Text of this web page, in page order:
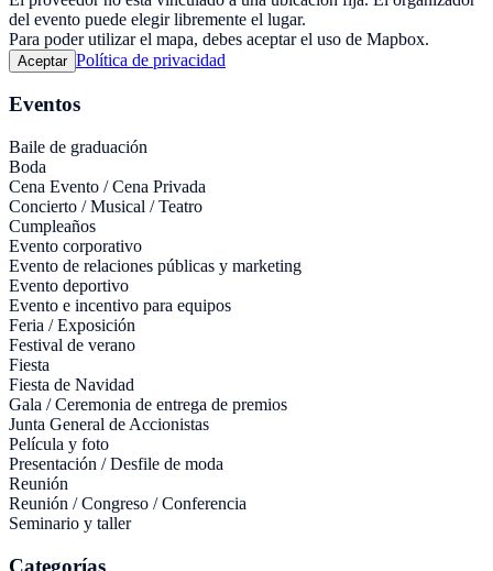
del evento puede elegir libremente el lugar.
Para poder utilizar el mapa, debes aceptar el uso de Mapbox.
Aceptar Política de privacidad
Eventos
Baile de graduación
Boda
Cena Evento / Cena Privada
Concierto / Musical / Teatro
Cumpleaños
Evento corporativo
Evento de relaciones públicas y marketing
Evento deportivo
Evento e incentivo para equipos
Feria / Exposición
Festival de verano
Fiesta
Fiesta de Navidad
Gala / Ceremonia de entrega de premios
Junta General de Accionistas
Película y foto
Presentación / Desfile de moda
Reunión
Reunión / Congreso / Conferencia
Seminario y taller
Categorías